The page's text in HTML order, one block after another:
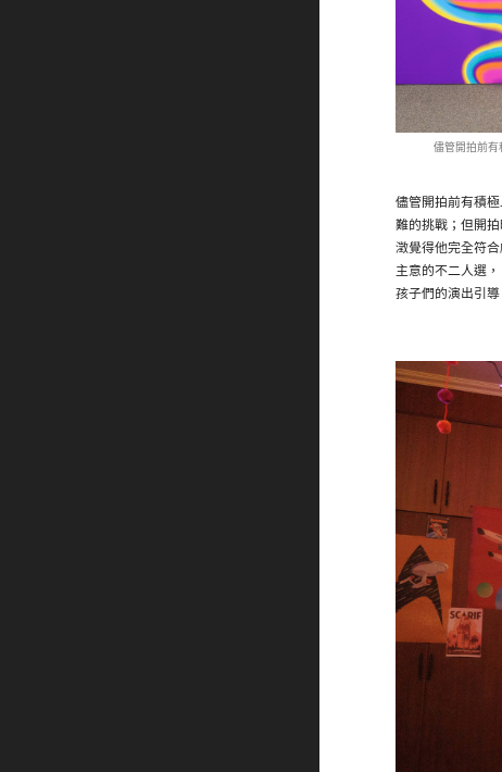
儘管開拍前有
儘管開拍前有積
難的挑戰；但開
澂覺得他完全符
主意的不二人選
孩子們的演出引